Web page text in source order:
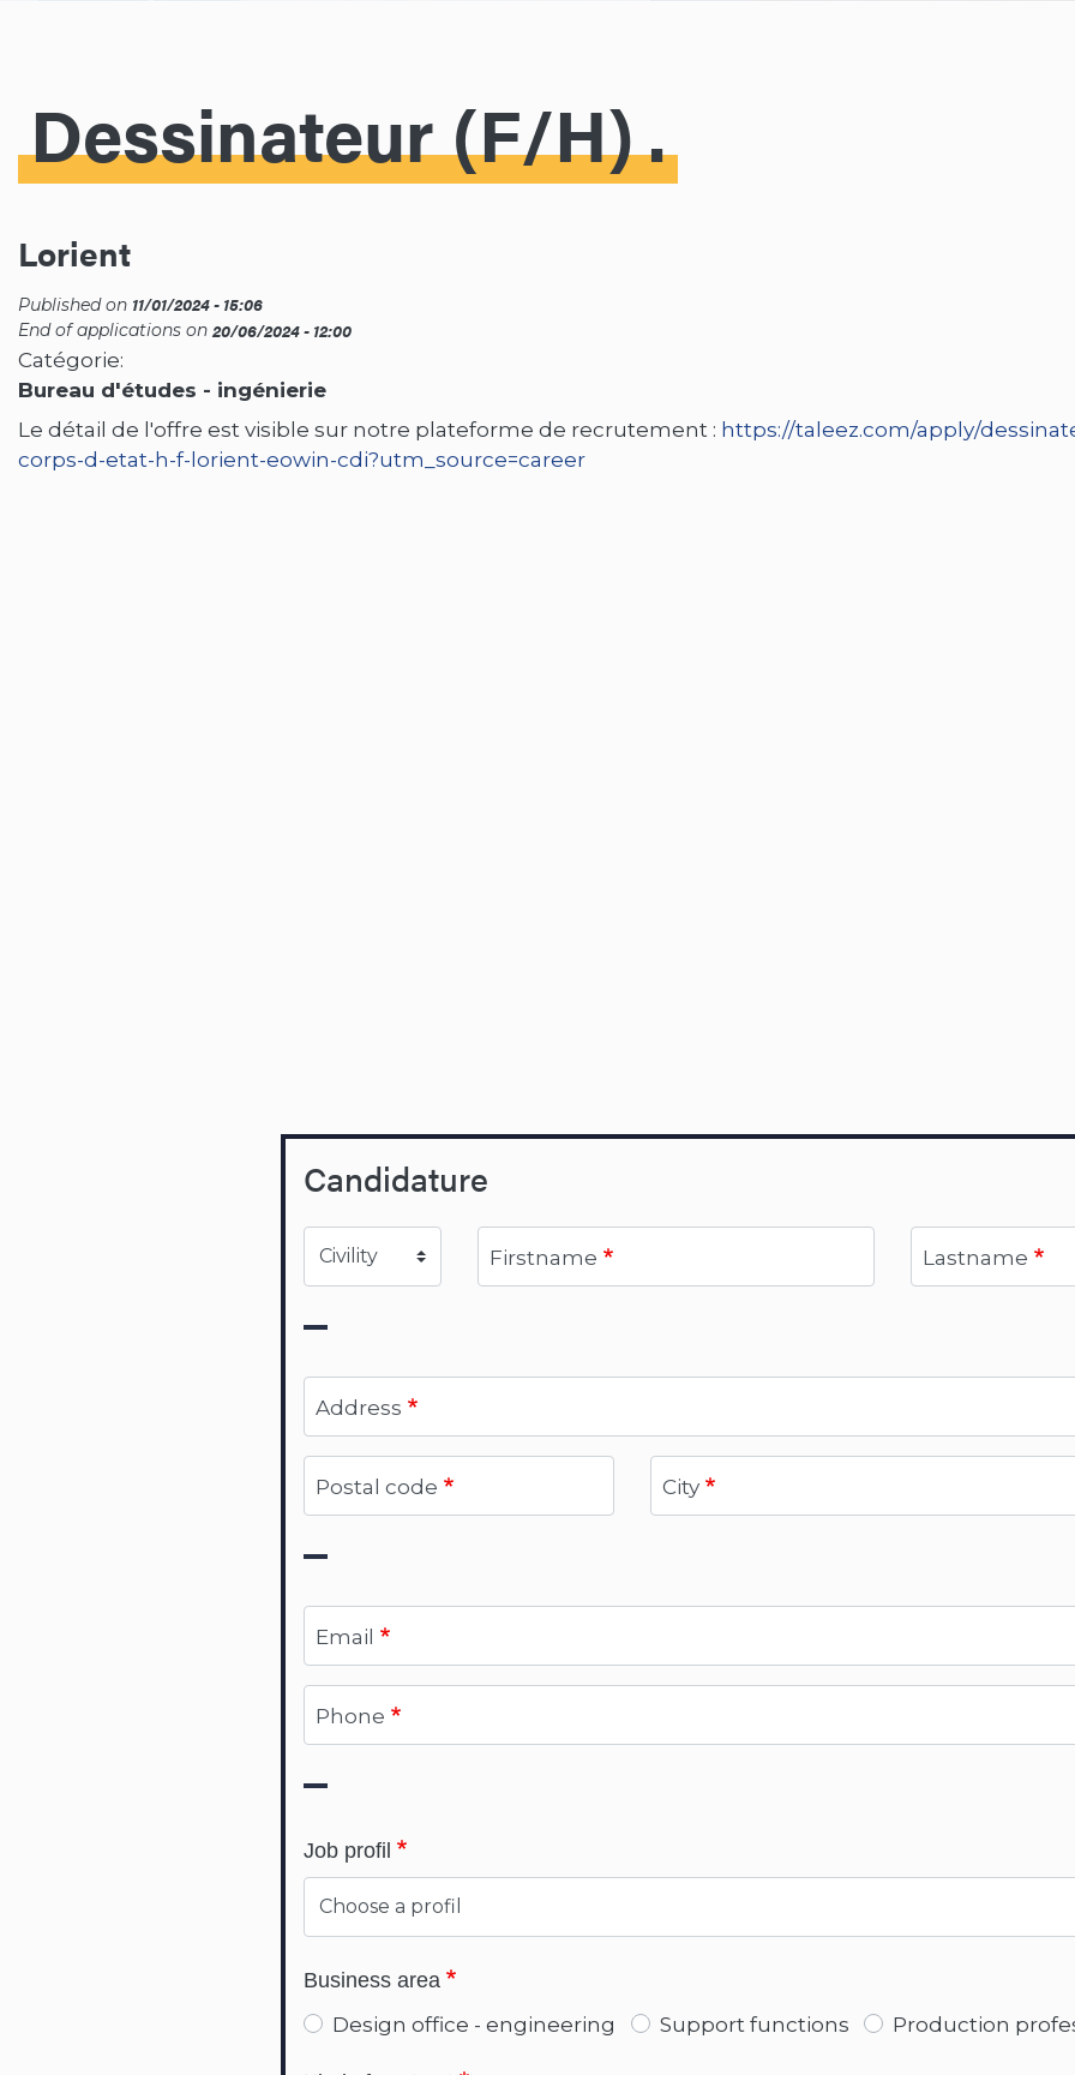
Dessinateur (F/H)
Lorient
Published on 11/01/2024 - 15:06
End of applications on 20/06/2024 - 12:00
Catégorie
Bureau d'études - ingénierie
Le détail de l'offre est visible sur notre plateforme de recrutement : https://taleez.com/apply/
corps-d-etat-h-f-lorient-eowin-cdi?utm_source=career
Candidature
Civility
Firstname Lastname
Address
Postal code City
Email
Phone
Job profil
Business area
Design office - engineering Support functions Production